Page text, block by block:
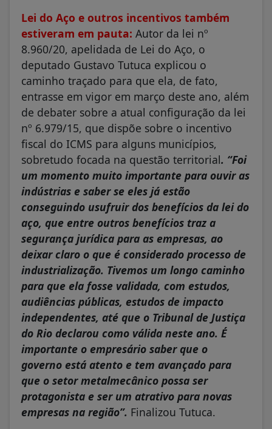
Lei do Aço e outros incentivos também
estiveram em pauta: Autor da lei nº
8.960/20, apelidada de Lei do Aço, o
deputado Gustavo Tutuca explicou o
caminho traçado para que ela, de fato,
entrasse em vigor em março deste ano, além
de debater sobre a atual configuração da lei
nº 6.979/15, que dispõe sobre o incentivo
fiscal do ICMS para alguns municípios,
sobretudo focada na questão territorial. “Foi
um momento muito importante para ouvir as
indústrias e saber se eles já estão
conseguindo usufruir dos benefícios da lei do
aço, que entre outros benefícios traz a
segurança jurídica para as empresas, ao
deixar claro o que é considerado processo de
industrialização. Tivemos um longo caminho
para que ela fosse validada, com estudos,
audiências públicas, estudos de impacto
independentes, até que o Tribunal de Justiça
do Rio declarou como válida neste ano. É
importante o empresário saber que o
governo está atento e tem avançado para
que o setor metalmecânico possa ser
protagonista e ser um atrativo para novas
empresas na região”. Finalizou Tutuca.